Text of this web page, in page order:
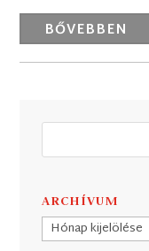
BŐVEBBEN
ARCHÍVUM
Archívum